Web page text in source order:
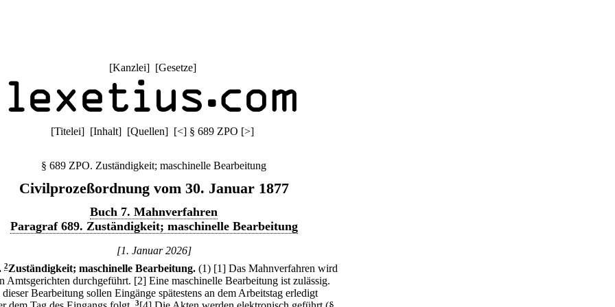
[Kanzlei] [Gesetze]
[Titelei] [Inhalt] [Quellen] [<] § 689 ZPO [>]
§ 689 ZPO. Zuständigkeit; maschinelle Bearbeitung
Civilprozeßordnung vom 30. Januar 1877
Buch 7. Mahnverfahren
Paragraf 689. Zuständigkeit; maschinelle Bearbeitung
[1. Januar 2026]
2Zuständigkeit; maschinelle Bearbeitung. (1) [1] Das Mahnverfahren wird
Amtsgerichten durchgeführt. [2] Eine maschinelle Bearbeitung ist zulässig.
Bearbeitung sollen Eingänge spätestens an dem Arbeitstag erledigt
3